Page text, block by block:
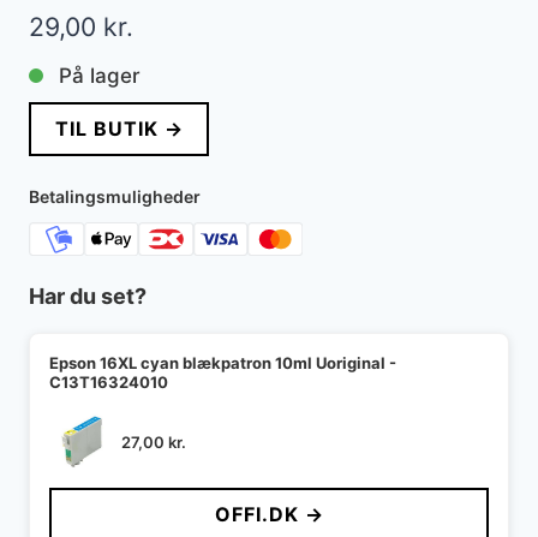
29,00 kr.
På lager
TIL BUTIK →
Betalingsmuligheder
Har du set?
Epson 16XL cyan blækpatron 10ml Uoriginal -
C13T16324010
27,00 kr.
OFFI.DK →